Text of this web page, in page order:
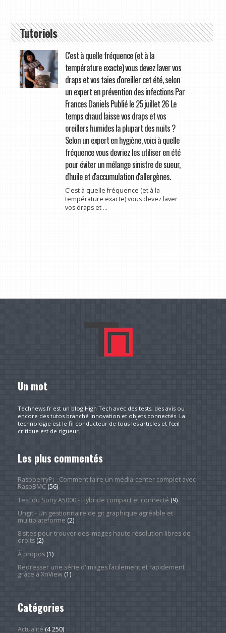
Tutoriels
C'est à quelle fréquence (et à la
température exacte) vous devez laver vos
draps et vos taies d'oreiller cet été, selon
un expert en prévention des infections Par
Frances Daniels Publié le 25 juillet 26 Le
temps chaud laisse vos draps et vos
oreillers humides la plupart des nuits ?
Selon un expert en hygiène, voici à quelle
fréquence vous devriez les utiliser en été
pour éviter un mélange sinistre de sueur,
d'huile et d'accumulation d'allergènes.
C'est à quelle fréquence (et à la
température exacte) vous devez laver
vos draps et ...
Un mot
Technews.fr est un blog High Tech avec des tests, des avis ou
encore des tutos branché innovation et objets connectés. La
technologie est le fil conducteur de tous les articles et l’œil
critique est de rigueur.
Les plus commentés
RaspberryPi - Comment faire un média-center complet avec
RaspBMC(56)
Test du Sony A5000 - Hybride compact et connecté (9)
Ungit - Un gestionnaire de git graphique agréable et
multiplateforme (2)
8 sites pour trouver des images haute résolution libres de
droits(2)
À propos(1)
Redresser une série d'images facilement et rapidement
grâce à XnView(1)
Catégories
Actualité (4 250)